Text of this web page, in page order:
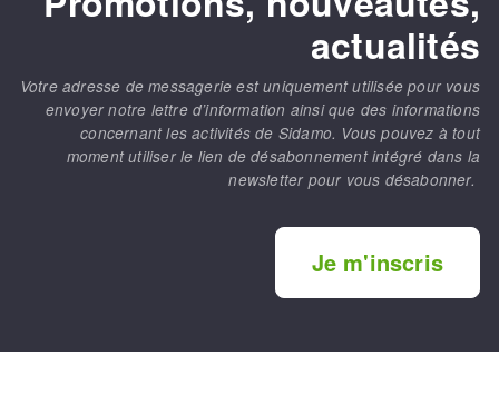
actualités
Votre adresse de messagerie est uniquement utilisée pour vous
envoyer notre lettre d’information ainsi que des informations
concernant les activités de Sidamo. Vous pouvez à tout
moment utiliser le lien de désabonnement intégré dans la
newsletter pour vous désabonner.
Je m'inscris